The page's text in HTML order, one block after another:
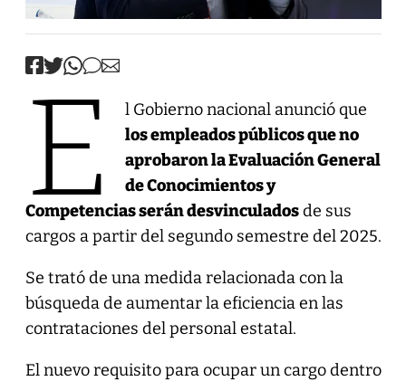
E
l Gobierno nacional anunció que
los empleados públicos que no
aprobaron la Evaluación General
de Conocimientos y
Competencias serán desvinculadosde sus
cargos a partir del segundo semestre del 2025.
Se trató de una medida relacionada con la
búsqueda de aumentar la eficiencia en las
contrataciones del personal estatal.
El nuevo requisito para ocupar un cargo dentro